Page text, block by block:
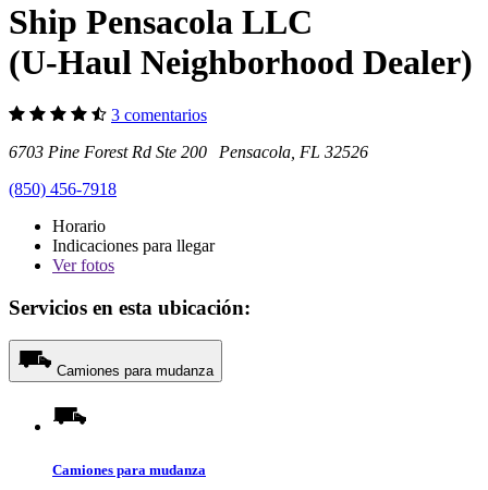
Ship Pensacola LLC
(U-Haul Neighborhood Dealer)
3 comentarios
6703 Pine Forest Rd Ste 200 Pensacola, FL 32526
(850) 456-7918
Horario
Indicaciones para llegar
Verfotos
Servicios en esta ubicación:
Camiones para mudanza
Camiones para mudanza